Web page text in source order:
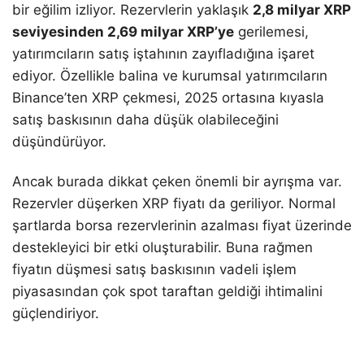
bir eğilim izliyor. Rezervlerin yaklaşık 2,8 milyar XRP
seviyesinden 2,69 milyar XRP’ye gerilemesi,
yatırımcıların satış iştahının zayıfladığına işaret
ediyor. Özellikle balina ve kurumsal yatırımcıların
Binance’ten XRP çekmesi, 2025 ortasına kıyasla
satış baskısının daha düşük olabileceğini
düşündürüyor.
Ancak burada dikkat çeken önemli bir ayrışma var.
Rezervler düşerken XRP fiyatı da geriliyor. Normal
şartlarda borsa rezervlerinin azalması fiyat üzerinde
destekleyici bir etki oluşturabilir. Buna rağmen
fiyatın düşmesi satış baskısının vadeli işlem
piyasasından çok spot taraftan geldiği ihtimalini
güçlendiriyor.